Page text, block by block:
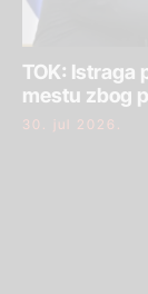
TOK: Istraga
mestu zbog
30. jul 2026.